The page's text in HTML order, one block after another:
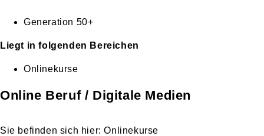
Generation 50+
Liegt in folgenden Bereichen
Onlinekurse
Online Beruf / Digitale Medien
Onlinekurse